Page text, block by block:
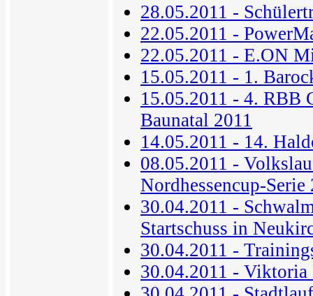
28.05.2011 -
22.05.2011 -
22.05.2011 - E.ON
15.05.2011 - 1.
15.05.2011 - 4.
Baunatal 2011
14.05.2011 - 14.
08.05.2011 -
Nordhessencup-Serie
30.04.2011 -
Startschuss in
30.04.2011 -
30.04.2011 -